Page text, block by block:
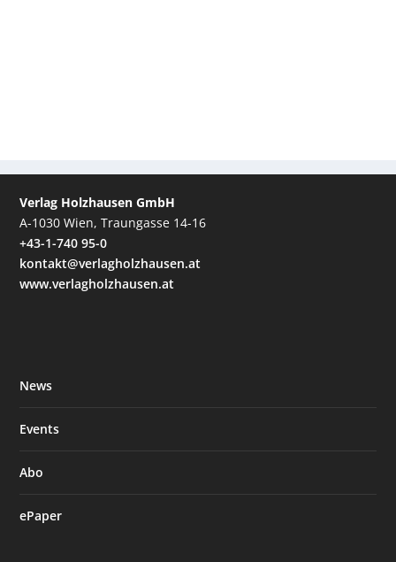
Verlag Holzhausen GmbH
A-1030 Wien, Traungasse 14-16
+43-1-740 95-0
kontakt@verlagholzhausen.at
www.verlagholzhausen.at
News
Events
Abo
ePaper